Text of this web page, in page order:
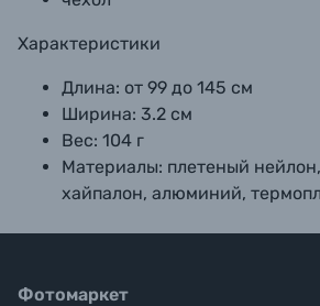
Характеристики
Длина: от 99 до 145 см
Ширина: 3.2 см
Вес: 104 г
Материалы: плетеный
хайпалон, алюминий,
Фотомаркет